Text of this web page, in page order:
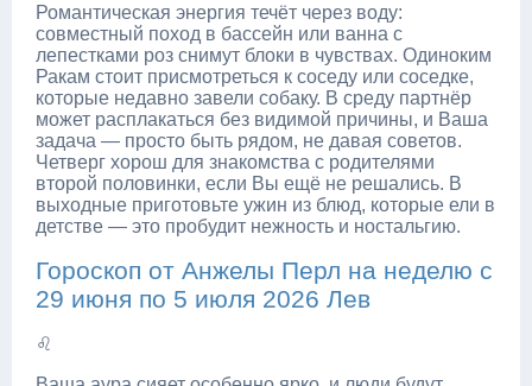
Романтическая энергия течёт через воду:
совместный поход в бассейн или ванна с
лепестками роз снимут блоки в чувствах. Одиноким
Ракам стоит присмотреться к соседу или соседке,
которые недавно завели собаку. В среду партнёр
может расплакаться без видимой причины, и Ваша
задача — просто быть рядом, не давая советов.
Четверг хорош для знакомства с родителями
второй половинки, если Вы ещё не решались. В
выходные приготовьте ужин из блюд, которые ели в
детстве — это пробудит нежность и ностальгию.
Гороскоп от Анжелы Перл на неделю с
29 июня по 5 июля 2026 Лев
♌